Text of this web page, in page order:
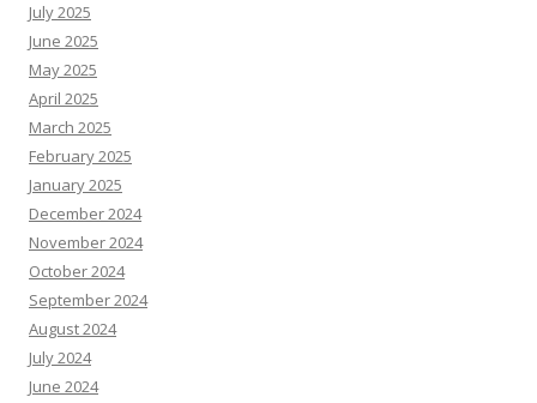
July 2025
June 2025
May 2025
April 2025
March 2025
February 2025
January 2025
December 2024
November 2024
October 2024
September 2024
August 2024
July 2024
June 2024